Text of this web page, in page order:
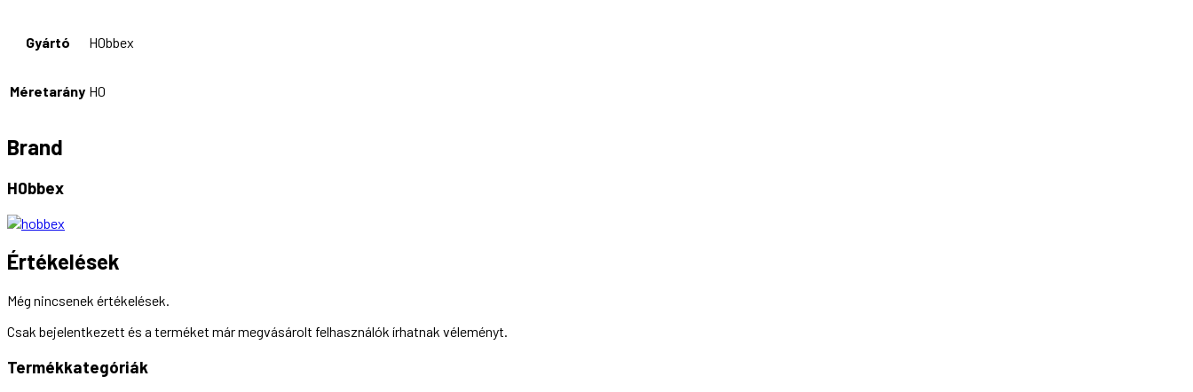
Gyártó H0bbex
Méretarány H0
Brand
H0bbex
Értékelések
Még nincsenek értékelések.
Csak bejelentkezett és a terméket már megvásárolt felhasználók írhatnak véleményt.
Termékkategóriák